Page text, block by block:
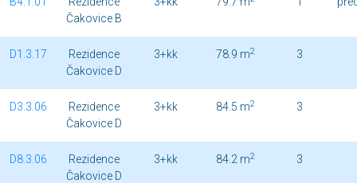
Čakovice B
D1.3.17
Rezidence
Čakovice D
3+kk 78.9 m2 3
D3.3.06
Rezidence
Čakovice D
3+kk 84.5 m2 3
D8.3.06
Rezidence
Čakovice D
3+kk 84.2 m2 3